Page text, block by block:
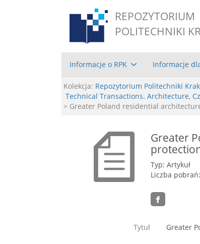
REPOZYTORIUM
POLITECHNIKI
Informacje o RPK Informacje
Kolekcja: Repozytorium Politechniki
Technical Transactions. Architecture,
> Greater Poland residential
Greater
Typ: Artykuł
Liczba
Tytuł Greater